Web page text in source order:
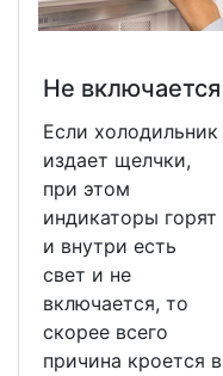
Не включается
Если холодильник
издает щелчки,
при этом
индикаторы горят
и внутри есть
свет и не
включается, то
скорее всего
причина кроется в